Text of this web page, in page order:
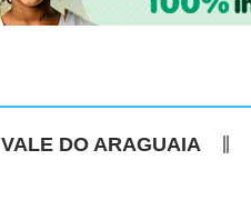
VALE DO ARAGUAIA